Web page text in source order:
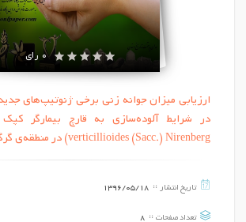
0 رای
ارزیابی میزان جوانه زنی برخی ژنوتیپ‌های
verticillioides (Sacc.) Nirenberg) در منطقه‌ی گرگان
تاریخ انتشار 1396/05/18
تعداد صفحات 8